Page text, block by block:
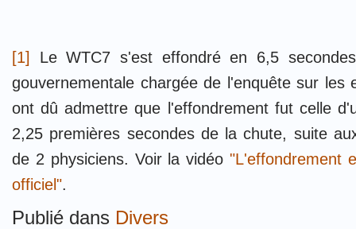
[1]
Le WTC7 s'est effondré en 6,5
gouvernementale chargée de l'enquête sur les
ont dû admettre que l'effondrement fut celle
2,25 premières secondes de la chute, suite
de 2 physiciens. Voir la vidéo"L'effondrement
officiel".
Publié dans Divers